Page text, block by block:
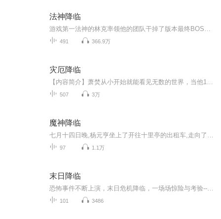
法神降临
491 366.9万
灾厄降临
507 3万
魔神降临
97 1.1万
末日降临
101 3486